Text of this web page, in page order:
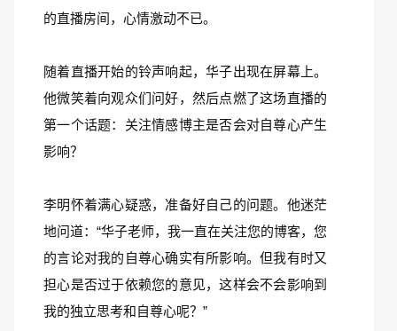
的直播房间，心情激动不已。
随着直播开始的铃声响起，华子出现在屏幕上。
他微笑着向观众们问好，然后点燃了这场直播的
第一个话题：关注情感博主是否会对自尊心产生
影响？
李明怀着满心疑惑，准备好自己的问题。他迷茫
地问道：“华子老师，我一直在关注您的博客，您
的言论对我的自尊心确实有所影响。但我有时又
担心是否过于依赖您的意见，这样会不会影响到
我的独立思考和自尊心呢？”